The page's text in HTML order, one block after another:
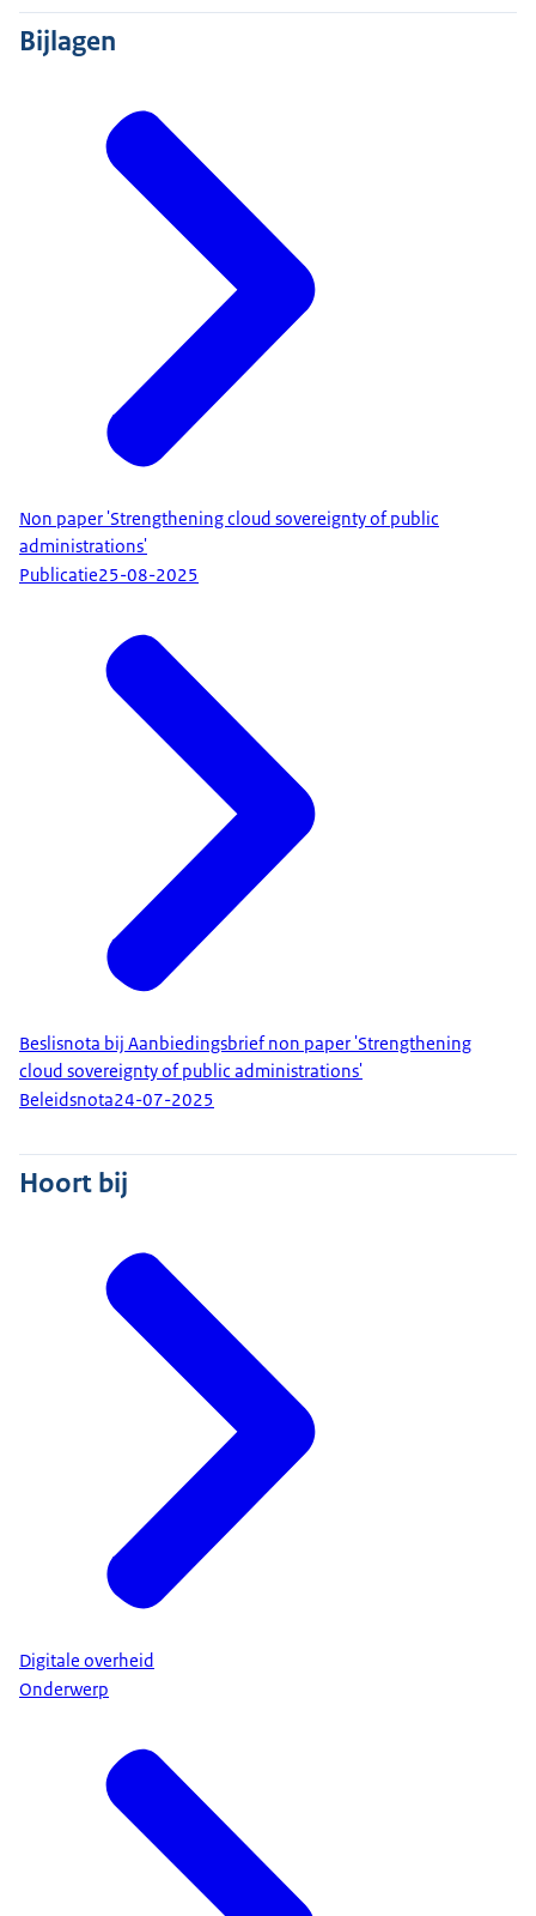
Bijlagen
Non paper 'Strengthening cloud sovereignty of public
administrations'
Publicatie25-08-2025
Beslisnota bij Aanbiedingsbrief non paper 'Strengthening
cloud sovereignty of public administrations'
Beleidsnota24-07-2025
Hoort bij
Digitale overheid
Onderwerp